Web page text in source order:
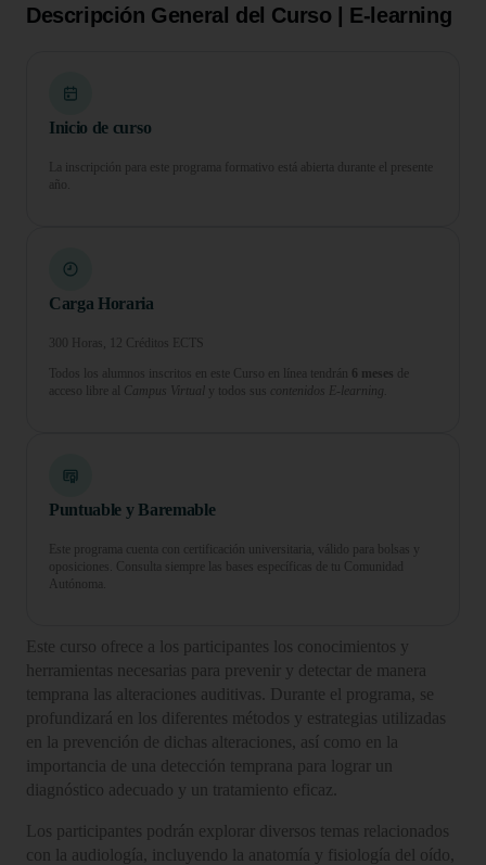
Descripción General del Curso | E-learning
Inicio de curso
La inscripción para este programa formativo está abierta durante el presente
año.
Carga Horaria
300 Horas, 12 Créditos ECTS
Todos los alumnos inscritos en este Curso en línea tendrán 6 meses de
acceso libre al Campus Virtual y todos sus contenidos E-learning.
Puntuable y Baremable
Este programa cuenta con certificación universitaria, válido para bolsas y
oposiciones. Consulta siempre las bases específicas de tu Comunidad
Autónoma.
Este curso ofrece a los participantes los conocimientos y
herramientas necesarias para prevenir y detectar de manera
temprana las alteraciones auditivas. Durante el programa, se
profundizará en los diferentes métodos y estrategias utilizadas
en la prevención de dichas alteraciones, así como en la
importancia de una detección temprana para lograr un
diagnóstico adecuado y un tratamiento eficaz.
Los participantes podrán explorar diversos temas relacionados
con la audiología, incluyendo la anatomía y fisiología del oído,